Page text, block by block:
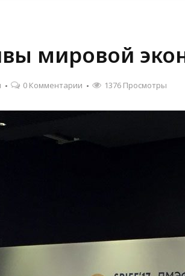
мировой
0 Комментарии 1376 Просмотры